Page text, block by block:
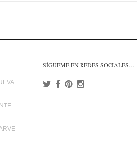
SÍGUEME EN REDES SOCIALES…